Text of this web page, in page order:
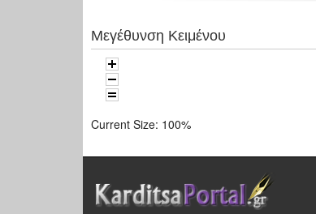
Μεγέθυνση Κειμένου
Current Size: 100%